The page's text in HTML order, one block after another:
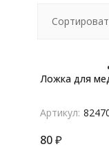
Ложка для
Артикул:
80 ₽